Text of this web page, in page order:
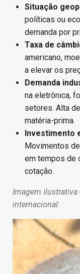
Situação
políticas ou
demanda por
Taxa de
americano,
a elevar os
Demanda
na eletrônica,
setores. Alta
matéria-prima.
Investimento
Movimentos
em tempos de
cotação.
Imagem ilustrativa
internacional: